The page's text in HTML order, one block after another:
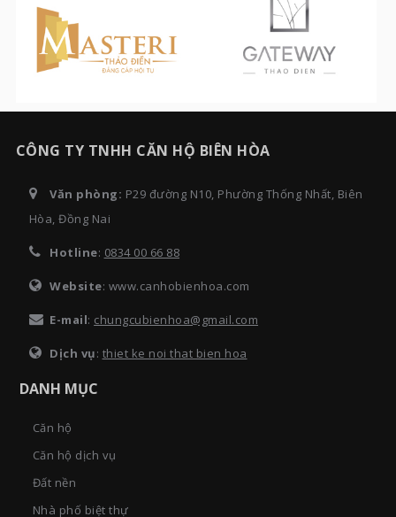
CÔNG TY TNHH CĂN HỘ BIÊN HÒA
Văn phòng: P29 đường N10, Phường Thống Nhất, Biên
Hòa, Đồng Nai
Hotline: 0834 00 66 88
Website: www.canhobienhoa.com
E-mail: chungcubienhoa@gmail.com
Dịch vụ: thiet ke noi that bien hoa
DANH MỤC
Căn hộ
Căn hộ dịch vụ
Đất nền
Nhà phố biệt thự